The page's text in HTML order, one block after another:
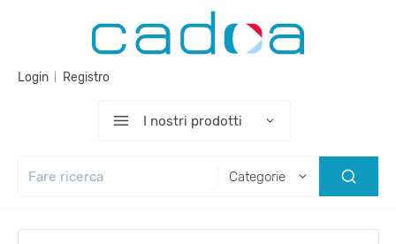
Login Registro
I nostri prodotti
Categorie